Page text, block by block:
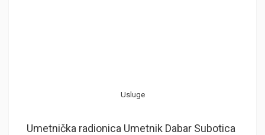
Usluge
Umetnička radionica Umetnik Dabar Subotica